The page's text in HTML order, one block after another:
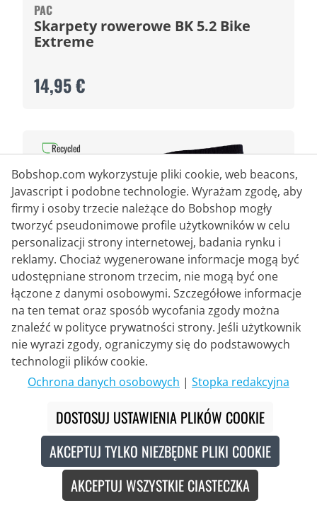
PAC
Skarpety rowerowe BK 5.2 Bike
Extreme
14,95 €
Skarpety rowerowe BK 5.2 Bike
Extreme
14,95 €
Recycled
Bobshop.com wykorzystuje pliki cookie, web beacons,
Javascript i podobne technologie. Wyrażam zgodę, aby
firmy i osoby trzecie należące do Bobshop mogły
tworzyć pseudonimowe profile użytkowników w celu
personalizacji strony internetowej, badania rynku i
reklamy. Chociaż wygenerowane informacje mogą być
udostępniane stronom trzecim, nie mogą być one
łączone z danymi osobowymi. Szczegółowe informacje
na ten temat oraz sposób wycofania zgody można
znaleźć w polityce prywatności strony. Jeśli użytkownik
nie wyrazi zgody, ograniczymy się do podstawowych
technologii plików cookie.
Ochrona danych osobowych | Stopka redakcyjna
DOSTOSUJ USTAWIENIA PLIKÓW COOKIE
AKCEPTUJ TYLKO NIEZBĘDNE PLIKI COOKIE
AKCEPTUJ WSZYSTKIE CIASTECZKA